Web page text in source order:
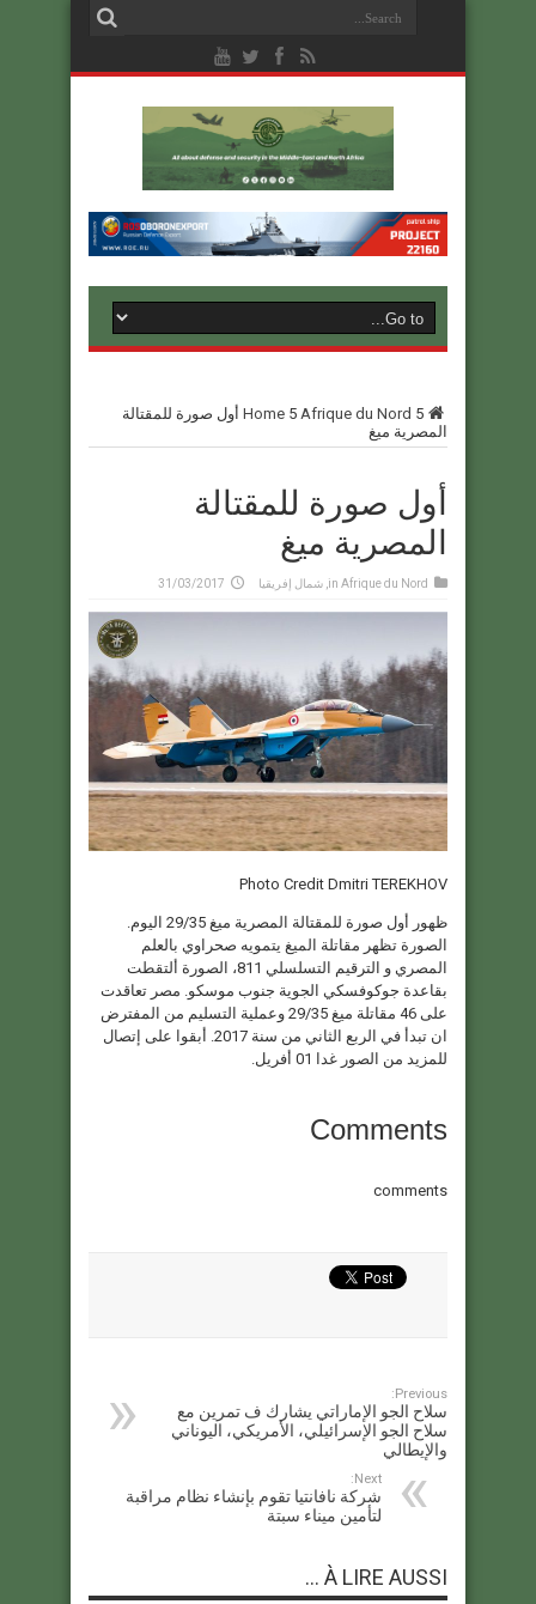
Home 5 Afrique du Nord 5
أول صورة للمقتالة
المصرية ميغ
أول صورة للمقتالة
المصرية ميغ
in Afrique du Nord شمال إفريقيا 31/03/2017
Photo Credit Dmitri TEREKHOV
ظهور أول صورة للمقتالة المصرية ميغ 29/35 اليوم.
الصورة تظهر مقاتلة الميغ يتمويه صحراوي بالعلم
المصري و الترقيم التسلسلي 811، الصورة ألتقطت
بقاعدة جوكوفسكي الجوية جنوب موسكو. مصر تعاقدت
على 46 مقاتلة ميغ 29/35 وعملية التسليم من المفترض
ان تبدأ في الربع الثاني من سنة 2017. أبقوا على إتصال
للمزيد من الصور غدا 01 أفريل.
Comments
comments
Previous:
سلاح الجو الإماراتي يشارك ف تمرين مع
سلاح الجو الإسرائيلي، الأمريكي، اليوناني
والإيطالي
Next:
شركة نافانتيا تقوم بإنشاء نظام مراقبة
لتأمين ميناء سبتة
À LIRE AUSSI ...